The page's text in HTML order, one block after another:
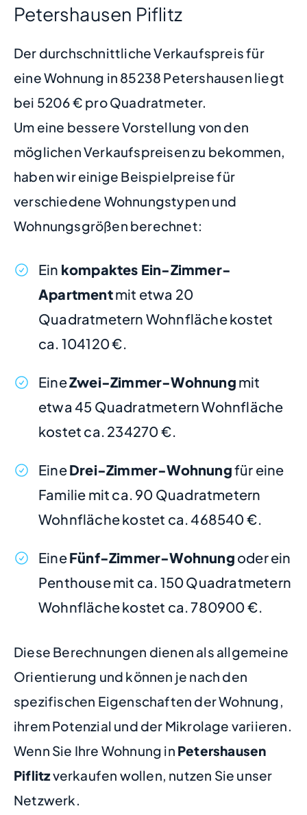
Petershausen Piflitz
Der durchschnittliche Verkaufspreis für
eine Wohnung in 85238 Petershausen liegt
bei 5206 € pro Quadratmeter.
Um eine bessere Vorstellung von den
möglichen Verkaufspreisen zu bekommen,
haben wir einige Beispielpreise für
verschiedene Wohnungstypen und
Wohnungsgrößen berechnet:
Ein kompaktes Ein-Zimmer-
Apartmentmit etwa 20
Quadratmetern Wohnfläche kostet
ca. 104120 €.
EineZwei-Zimmer-Wohnung mit
etwa 45 Quadratmetern Wohnfläche
kostet ca. 234270 €.
EineDrei-Zimmer-Wohnungfür eine
Familie mit ca. 90 Quadratmetern
Wohnfläche kostet ca. 468540 €.
EineFünf-Zimmer-Wohnung oder ein
Penthouse mit ca. 150 Quadratmetern
Wohnfläche kostet ca. 780900 €.
Diese Berechnungen dienen als allgemeine
Orientierung und können je nach den
spezifischen Eigenschaften der Wohnung,
ihrem Potenzial und der Mikrolage variieren.
Wenn Sie Ihre Wohnung in Petershausen
Piflitzverkaufen wollen, nutzen Sie unser
Netzwerk.